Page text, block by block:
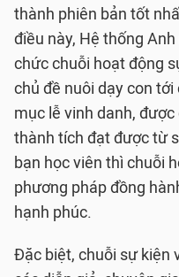
thành phiên bản tốt
điều này, Hệ thống
chức chuỗi hoạt động
chủ đề nuôi dạy con
mục lễ vinh danh,
thành tích đạt được từ
bạn học viên thì chuỗi
phương pháp đồng
hạnh phúc.
Đặc biệt, chuỗi sự kiện